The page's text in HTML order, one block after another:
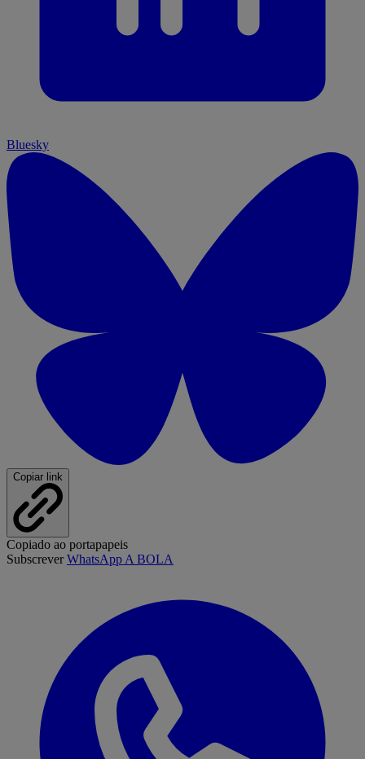
Bluesky
Copiar link
Copiado ao portapapeis
SubscreverWhatsApp A BOLA